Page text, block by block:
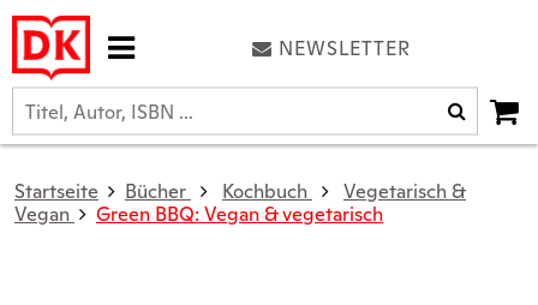
NEWSLETTER
Startseite Bücher Kochbuch
Vegetarisch &
Vegan
Green BBQ: Vegan & vegetarisch